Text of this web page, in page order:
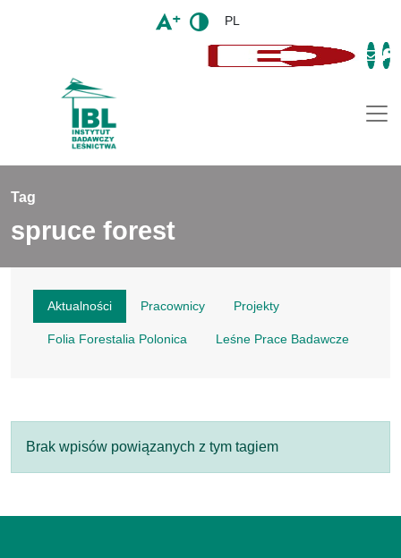
PL
Tag
spruce forest
Aktualności Pracownicy Projekty
Folia Forestalia Polonica Leśne Prace Badawcze
Brak wpisów powiązanych z tym tagiem